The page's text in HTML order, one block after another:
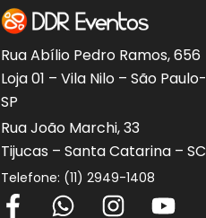
Rua Abílio Pedro Ramos, 656
Loja 01 – Vila Nilo – São Paulo-
SP
Rua João Marchi, 33
Tijucas – Santa Catarina – SC
Telefone: (11) 2949-1408
F W I Y